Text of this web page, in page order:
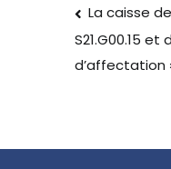
La caisse
S21.G00.15
d’affectation